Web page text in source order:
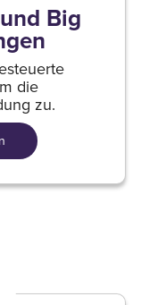
Big
die
zu.